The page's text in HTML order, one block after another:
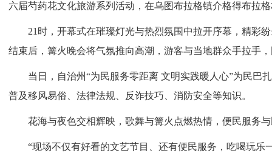
六届芍药花文化旅游系列活动，在乌图布拉格镇介格得布拉
21时，开幕式在璀璨灯光与热烈氛围中拉开序幕，精彩纷
结束后，篝火晚会将气氛推向高潮，游客与当地群众手拉手
当日，自治州“为民服务零距离 文明实践暖人心”为民巴
普及移风易俗、法律法规、反诈技巧、消防安全等知识。
花海与夜色交相辉映，歌舞与篝火点燃热情，便民服务与
“现场不仅有好看的文艺节目、还有便民服务，吃喝玩乐